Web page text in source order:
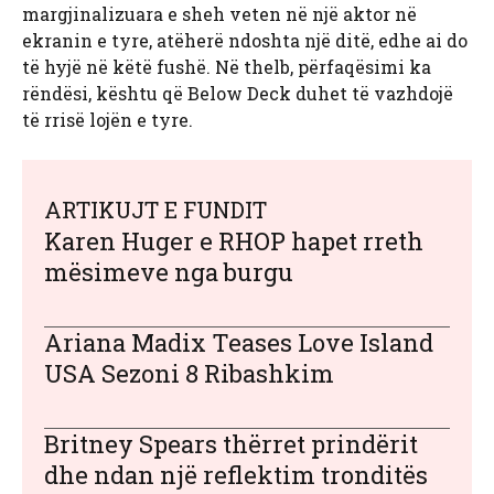
margjinalizuara e sheh veten në një aktor në
ekranin e tyre, atëherë ndoshta një ditë, edhe ai do
të hyjë në këtë fushë. Në thelb, përfaqësimi ka
rëndësi, kështu që Below Deck duhet të vazhdojë
të rrisë lojën e tyre.
ARTIKUJT E FUNDIT
Karen Huger e RHOP hapet rreth
mësimeve nga burgu
Ariana Madix Teases Love Island
USA Sezoni 8 Ribashkim
Britney Spears thërret prindërit
dhe ndan një reflektim tronditës